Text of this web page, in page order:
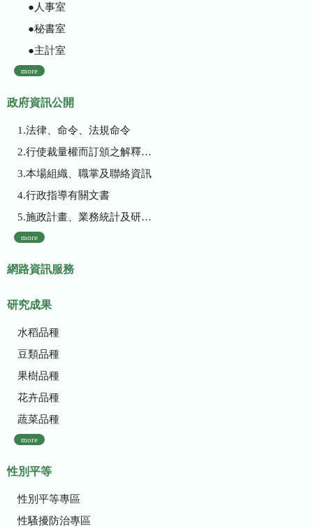
●人事室
●秘書室
●主計室
more
政府資訊公開
1.法律、命令、法規命令
2.行使裁量權而訂頒之解釋性規定及裁量基準
3.本場組織、職掌及聯絡資訊
4.行政指導有關文書
5.施政計畫、業務統計及研究報告
more
網路資訊服務
研究成果
水稻品種
豆類品種
果樹品種
花卉品種
蔬菜品種
more
性別平等
性別平等專區
性騷擾防治專區